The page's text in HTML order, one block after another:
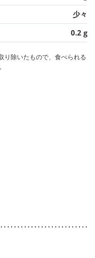
少々
0.2 g
り除いたもので、食べられる